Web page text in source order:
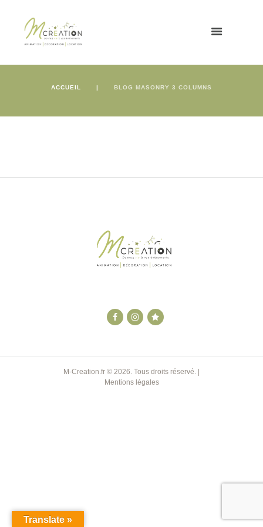
ACCUEIL BLOG MASONRY 3 COLUMNS
M-Creation.fr © 2026. Tous droits réservé. |
Mentions légales
Translate »